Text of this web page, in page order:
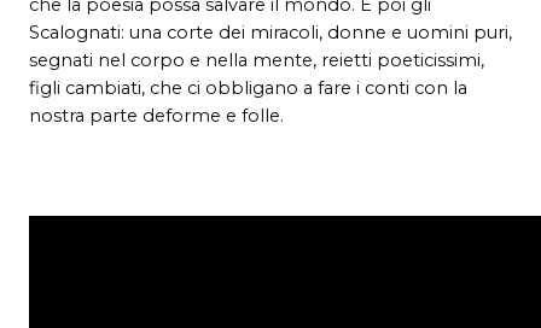
che la poesia possa salvare il mondo. E poi gli
Scalognati: una corte dei miracoli, donne e uomini puri,
segnati nel corpo e nella mente, reietti poeticissimi,
figli cambiati, che ci obbligano a fare i conti con la
nostra parte deforme e folle.